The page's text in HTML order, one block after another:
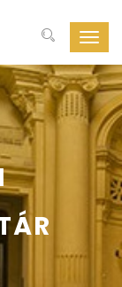
ki-
be